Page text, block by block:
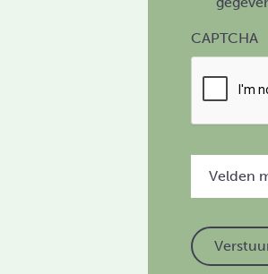
CAPTCHA
Velden